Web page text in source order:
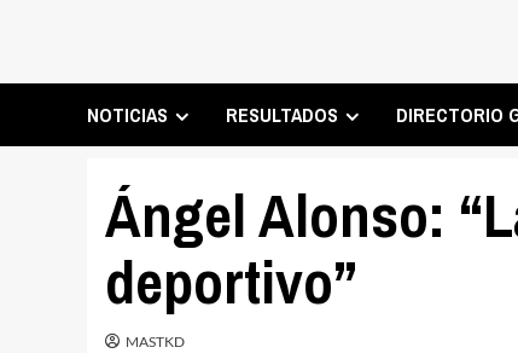
NOTICIAS RESULTADOS DIRECTORIO
Ángel Alonso:
deportivo”
MASTKD